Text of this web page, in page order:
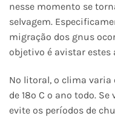
nesse momento se
selvagem.
migração dos gnus
objetivo é avistar estes
No litoral, o clima
de 18º C o ano todo.
evite os períodos de